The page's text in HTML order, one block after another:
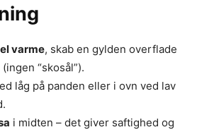
varme, skab en gylden overflade
“skosål”).
låg på panden eller i ovn ved lav
i midten – det giver saftighed og